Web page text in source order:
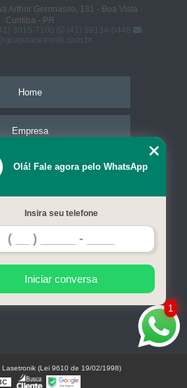
Arthur Geronasso, 131 - Boa Vista -
Curitiba - PR
3015-7100
(41) 99134-0448
Home
Empresa
Missão
Serviços
Contato
Mapa do site
1
Olá! Fale agora pelo WhatsApp
Insira seu telefone
Iniciar conversa
(Lei 9610 de 19/02/1998)